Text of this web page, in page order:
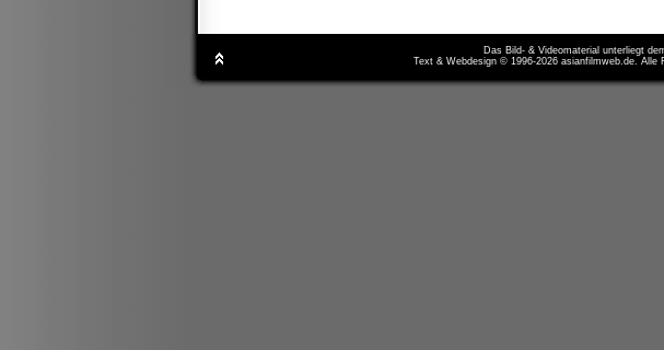
Das Bild- & Videomaterial unterliegt
Text & Webdesign © 1996-2026 asianfilmweb.de. Alle